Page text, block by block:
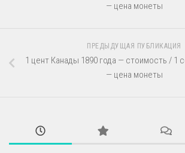
— цена монеты
ПРЕДЫДУЩАЯ ПУБЛИКАЦИЯ
1 цент Канады 1890 года — стоимость / 1
— цена монеты